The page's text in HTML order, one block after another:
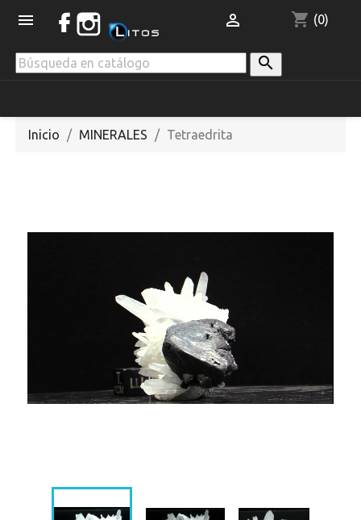
 shopping_cart (0)


Inicio MINERALES Tetraedrita